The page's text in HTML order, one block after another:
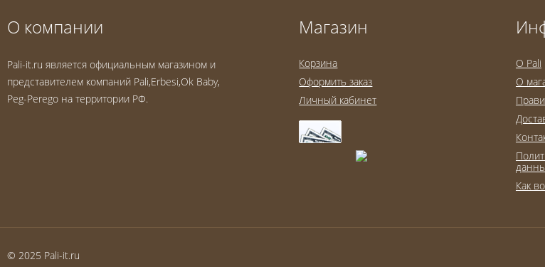
О компании
Pali-it.ru является официальным магазином и
представителем компаний Pali,Erbesi,Ok Baby,
Peg-Perego на территории РФ.
Магазин
Корзина
Оформить заказ
Личный кабинет
O Pali
О
Как
© 2025 Pali-it.ru